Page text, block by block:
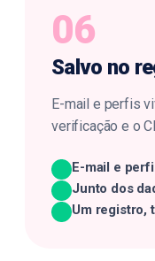
06
Salvo no
E-mail e perfis
verificação e o
E-mail e
Junto dos
Um registro,